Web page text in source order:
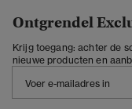
Ontgrendel
Krijg toegang: achter de
nieuwe producten en